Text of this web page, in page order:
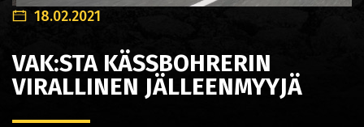
18.02.2021
VAK:STA KÄSSBOHRERIN
VIRALLINEN JÄLLEENMYYJÄ